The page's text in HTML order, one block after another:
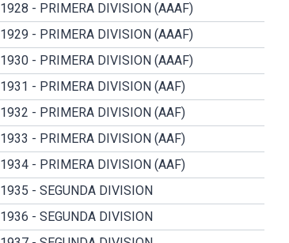
1928 - PRIMERA DIVISION (AAAF)
1929 - PRIMERA DIVISION (AAAF)
1930 - PRIMERA DIVISION (AAAF)
1931 - PRIMERA DIVISION (AAF)
1932 - PRIMERA DIVISION (AAF)
1933 - PRIMERA DIVISION (AAF)
1934 - PRIMERA DIVISION (AAF)
1935 - SEGUNDA DIVISION
1936 - SEGUNDA DIVISION